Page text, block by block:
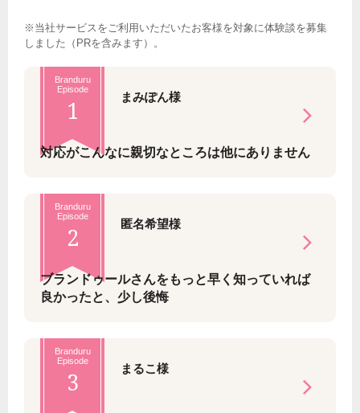
※当社サービスをご利用いただいたお客様を対象に体験談を募集
しました（PRを含みます）。
Branduru
Episode
1 まみぽん様
対応がこんなに親切なところは他にありません
Branduru
Episode
2 匿名希望様
ブランドゥールさんをもっと早く知っていれば
良かったと、少し後悔
Branduru
Episode
3 まるこ様